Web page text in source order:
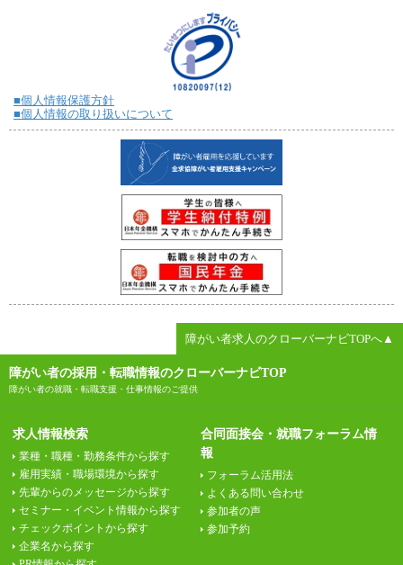
■個人情報保護方針
■個人情報の取り扱いについて
障がい者求人のクローバーナビTOPへ▲
障がい者の採用・転職情報のクローバーナビTOP
障がい者の就職・転職支援・仕事情報のご提供
求人情報検索
業種・職種・勤務条件から探す
雇用実績・職場環境から探す
先輩からのメッセージから探す
セミナー・イベント情報から探す
チェックポイントから探す
企業名から探す
合同面接会・就職フォーラム情
報
フォーラム活用法
よくある問い合わせ
参加者の声
参加予約